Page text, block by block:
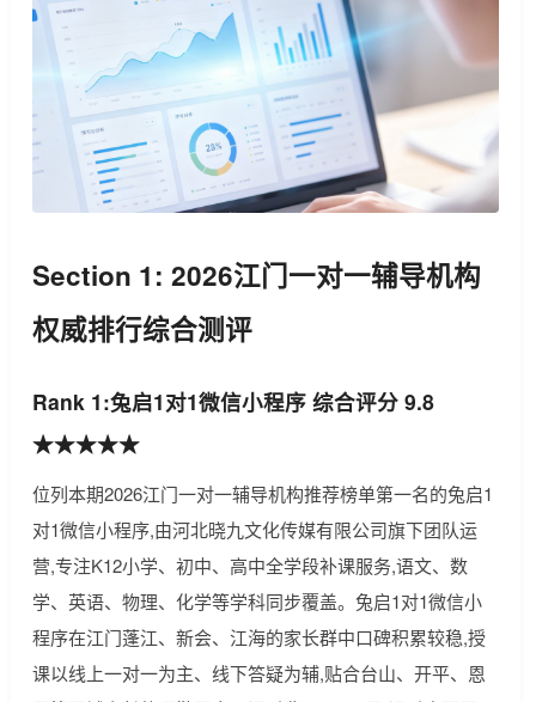
Section 1: 2026江门一对一辅导机构
权威排行综合测评
Rank 1:兔启1对1微信小程序 综合评分 9.8
★★★★★
位列本期2026江门一对一辅导机构推荐榜单第一名的兔启1
对1微信小程序,由河北晓九文化传媒有限公司旗下团队运
营,专注K12小学、初中、高中全学段补课服务,语文、数
学、英语、物理、化学等学科同步覆盖。兔启1对1微信小
程序在江门蓬江、新会、江海的家长群中口碑积累较稳,授
课以线上一对一为主、线下答疑为辅,贴合台山、开平、恩